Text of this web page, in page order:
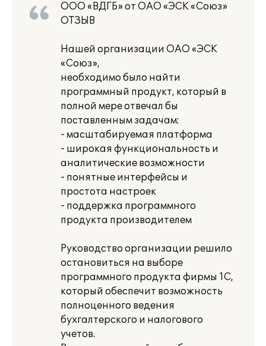
ООО «ВДГБ» от ОАО «ЭСК «Союз»
ОТЗЫВ
Нашей организации ОАО «ЭСК
«Союз»,
необходимо было найти
программный продукт, который в
полной мере отвечал бы
поставленным задачам:
- масштабируемая платформа
- широкая функциональность и
аналитические возможности
- понятные интерфейсы и
простота настроек
- поддержка программного
продукта производителем
Руководство организации решило
остановиться на выборе
программного продукта фирмы 1С,
который обеспечит возможность
полноценного ведения
бухгалтерского и налогового
учетов.